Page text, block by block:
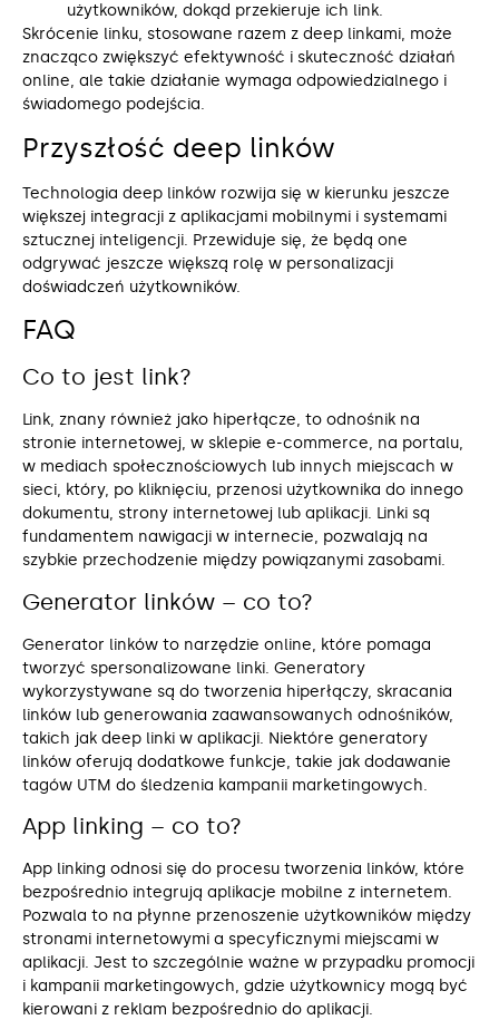
użytkowników, dokąd przekieruje ich link.
Skrócenie linku, stosowane razem z deep linkami, może
znacząco zwiększyć efektywność i skuteczność działań
online, ale takie działanie wymaga odpowiedzialnego i
świadomego podejścia.
Przyszłość deep linków
Technologia deep linków rozwija się w kierunku jeszcze
większej integracji z aplikacjami mobilnymi i systemami
sztucznej inteligencji. Przewiduje się, że będą one
odgrywać jeszcze większą rolę w personalizacji
doświadczeń użytkowników.
FAQ
Co to jest link?
Link, znany również jako hiperłącze, to odnośnik na
stronie internetowej, w sklepie e-commerce, na portalu,
w mediach społecznościowych lub innych miejscach w
sieci, który, po kliknięciu, przenosi użytkownika do innego
dokumentu, strony internetowej lub aplikacji. Linki są
fundamentem nawigacji w internecie, pozwalają na
szybkie przechodzenie między powiązanymi zasobami.
Generator linków – co to?
Generator linków to narzędzie online, które pomaga
tworzyć spersonalizowane linki. Generatory
wykorzystywane są do tworzenia hiperłączy, skracania
linków lub generowania zaawansowanych odnośników,
takich jak deep linki w aplikacji. Niektóre generatory
linków oferują dodatkowe funkcje, takie jak dodawanie
tagów UTM do śledzenia kampanii marketingowych.
App linking – co to?
App linking odnosi się do procesu tworzenia linków, które
bezpośrednio integrują aplikacje mobilne z internetem.
Pozwala to na płynne przenoszenie użytkowników między
stronami internetowymi a specyficznymi miejscami w
aplikacji. Jest to szczególnie ważne w przypadku promocji
i kampanii marketingowych, gdzie użytkownicy mogą być
kierowani z reklam bezpośrednio do aplikacji.